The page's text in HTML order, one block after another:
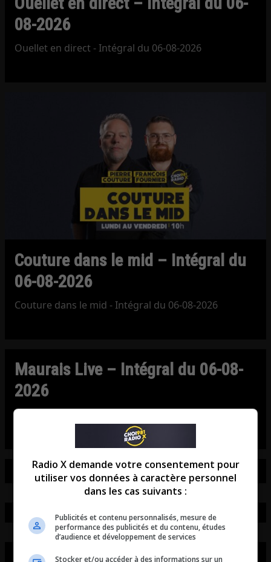
08-2026
Ouellet en direct - Intégral du 06-08-2026
Couture dans le mid – Intégral du
06-08-2026
Couture dans le mid - Intégral du 06-08-2026
Maurais Live – Intégral du 06-08-
2026
Maurais Live - Intégral du 06-08-2026
Radio X demande votre consentement pour
utiliser vos données à caractère personnel
dans les cas suivants :
Publicités et contenu personnalisés, mesure de
performance des publicités et du contenu, études
d’audience et développement de services
Stocker et/ou accéder à des informations sur un